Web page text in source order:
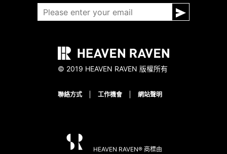
© 2019 HEAVEN RAVEN 版權所有
聯絡方式 工作機會 網站聲明
HEAVEN RAVEN® 商標由